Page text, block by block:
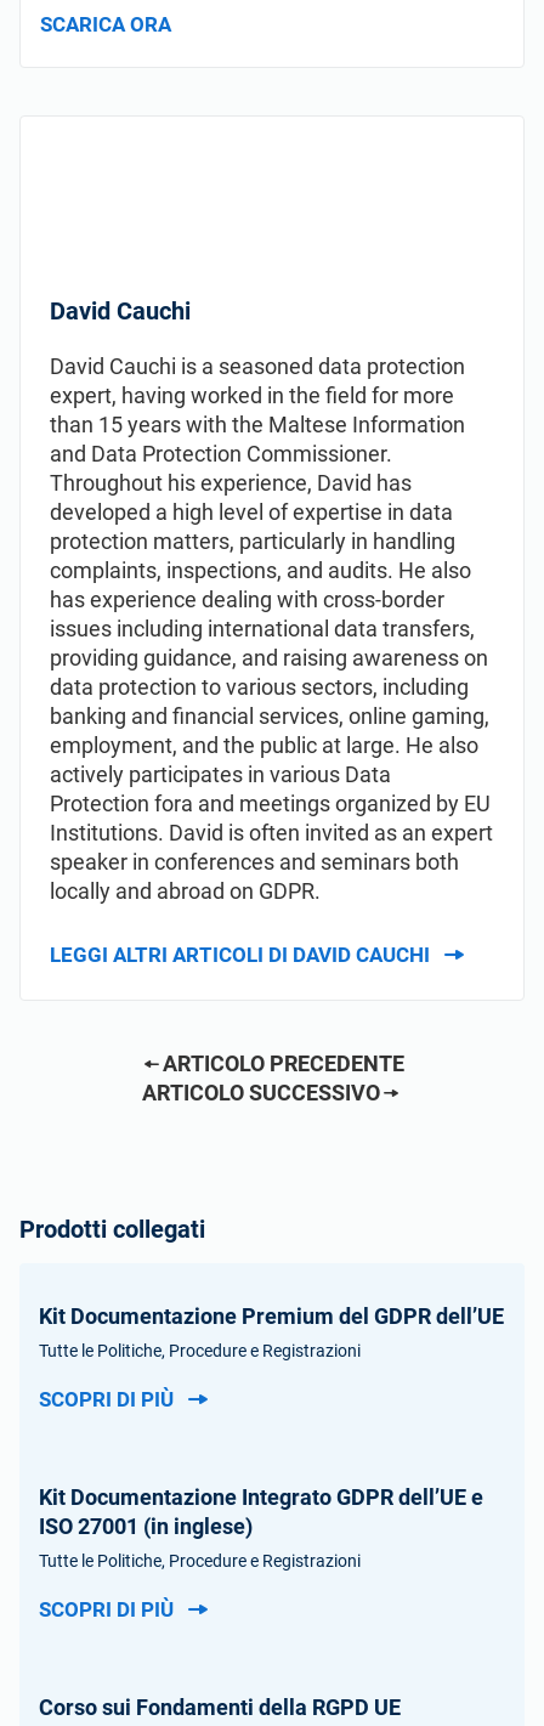
SCARICA ORA
David Cauchi
David Cauchi is a seasoned data protection
expert, having worked in the field for more
than 15 years with the Maltese Information
and Data Protection Commissioner.
Throughout his experience, David has
developed a high level of expertise in data
protection matters, particularly in handling
complaints, inspections, and audits. He also
has experience dealing with cross-border
issues including international data transfers,
providing guidance, and raising awareness on
data protection to various sectors, including
banking and financial services, online gaming,
employment, and the public at large. He also
actively participates in various Data
Protection fora and meetings organized by EU
Institutions. David is often invited as an expert
speaker in conferences and seminars both
locally and abroad on GDPR.
LEGGI ALTRI ARTICOLI DI DAVID CAUCHI
ARTICOLO PRECEDENTE
ARTICOLO SUCCESSIVO
Prodotti collegati
Kit Documentazione Premium del GDPR dell’UE
Tutte le Politiche, Procedure e Registrazioni
SCOPRI DI PIÙ
Kit Documentazione Integrato GDPR dell’UE e
ISO 27001 (in inglese)
Tutte le Politiche, Procedure e Registrazioni
SCOPRI DI PIÙ
Corso sui Fondamenti della RGPD UE